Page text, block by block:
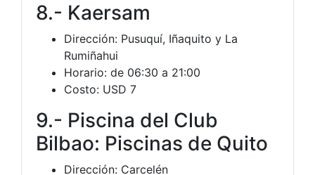
8.- Kaersam
Dirección: Pusuquí, Iñaquito y La
Rumiñahui
Horario: de 06:30 a 21:00
Costo: USD 7
9.- Piscina del Club
Bilbao: Piscinas de Quito
Dirección: Carcelén